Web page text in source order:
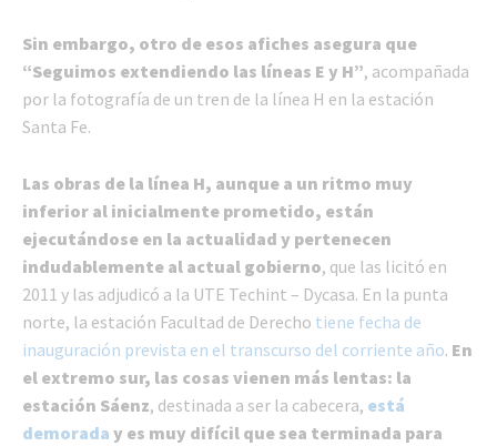
Sin embargo, otro de esos afiches asegura que
“Seguimos extendiendo las líneas E y H”, acompañada
por la fotografía de un tren de la línea H en la estación
Santa Fe.
Las obras de la línea H, aunque a un ritmo muy
inferior al inicialmente prometido, están
ejecutándose en la actualidad y pertenecen
indudablemente al actual gobierno, que las licitó en
2011 y las adjudicó a la UTE Techint – Dycasa. En la punta
norte, la estación Facultad de Derecho tiene fecha de
inauguración prevista en el transcurso del corriente año. En
el extremo sur, las cosas vienen más lentas: la
estación Sáenz, destinada a ser la cabecera, está
demorada y es muy difícil que sea terminada para